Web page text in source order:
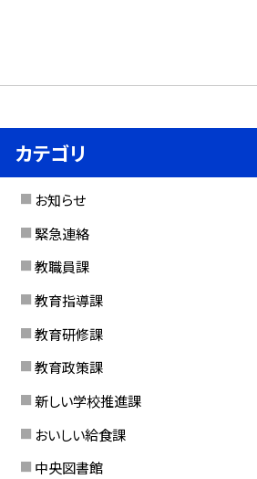
カテゴリ
お知らせ
緊急連絡
教職員課
教育指導課
教育研修課
教育政策課
新しい学校推進課
おいしい給食課
中央図書館